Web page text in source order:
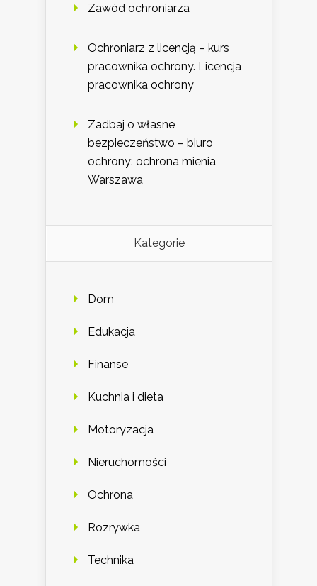
Zawód ochroniarza
Ochroniarz z licencją – kurs
pracownika ochrony. Licencja
pracownika ochrony
Zadbaj o własne
bezpieczeństwo – biuro
ochrony: ochrona mienia
Warszawa
Kategorie
Dom
Edukacja
Finanse
Kuchnia i dieta
Motoryzacja
Nieruchomości
Ochrona
Rozrywka
Technika